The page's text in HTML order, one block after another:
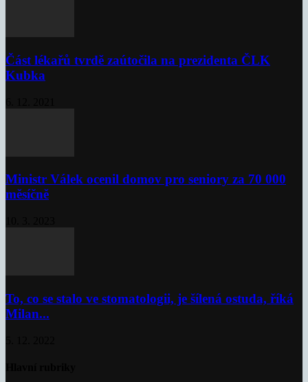
Část lékařů tvrdě zaútočila na prezidenta ČLK
Kubka
Ministr Válek ocenil domov pro seniory za 70 000
měsíčně
To, co se stalo ve stomatologii, je šílená ostuda, říká
Milan...